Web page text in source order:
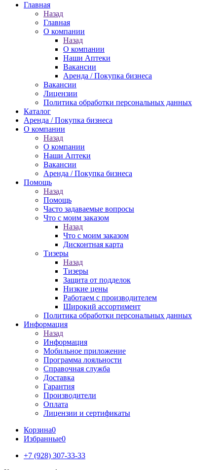
Главная
Назад
Главная
О компании
Назад
О компании
Наши Аптеки
Вакансии
Аренда / Покупка бизнеса
Вакансии
Лицензии
Политика обработки персональных данных
Каталог
Аренда / Покупка бизнеса
О компании
Назад
О компании
Наши Аптеки
Вакансии
Аренда / Покупка бизнеса
Помощь
Назад
Помощь
Часто задаваемые вопросы
Что с моим заказом
Назад
Что с моим заказом
Дисконтная карта
Тизеры
Назад
Тизеры
Защита от подделок
Низкие цены
Работаем с производителем
Широкий ассортимент
Политика обработки персональных данных
Информация
Назад
Информация
Мобильное приложение
Программа лояльности
Справочная служба
Доставка
Гарантия
Производители
Оплата
Лицензии и сертификаты
Корзина0
Избранные0
+7 (928) 307-33-33